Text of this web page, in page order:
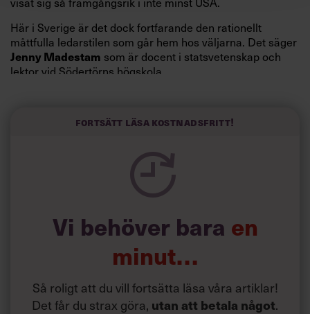
Här i Sverige är det dock fortfarande den rationellt
måttfulla ledarstilen som går hem hos väljarna. Det säger
Jenny Madestam som är docent i statsvetenskap och
lektor vid Södertörns högskola.
kompetenta och stå med båda fötterna på jorden. Hellre
spelevink i högklackat, är hur jag brukar sammanfatta de
önskningar som svenskarna för fram i undersökningar.”
Siri Wikander: ”Led som i
Fortsätt läsa kostnadsfritt!
Vi behöver bara en
minut…
Så roligt att du vill fortsätta läsa våra artiklar!
Det får du strax göra, utan att betala något.